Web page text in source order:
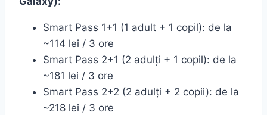
Smart Pass 1+1 (1 adult + 1 copil): de la
~114 lei / 3 ore
Smart Pass 2+1 (2 adulți + 1 copil): de la
~181 lei / 3 ore
Smart Pass 2+2 (2 adulți + 2 copii): de la
~218 lei / 3 ore